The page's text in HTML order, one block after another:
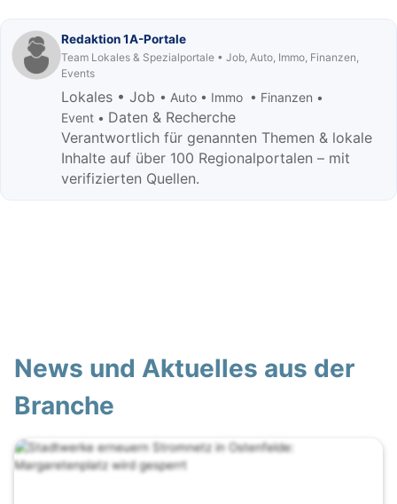
Redaktion 1A-Portale
Team Lokales & Spezialportale • Job, Auto, Immo, Finanzen,
Events
Lokales • Job • Auto • Immo • Finanzen •
Event • Daten & Recherche
Verantwortlich für genannten Themen & lokale
Inhalte auf über 100 Regionalportalen – mit
verifizierten Quellen.
News und Aktuelles aus der
Branche